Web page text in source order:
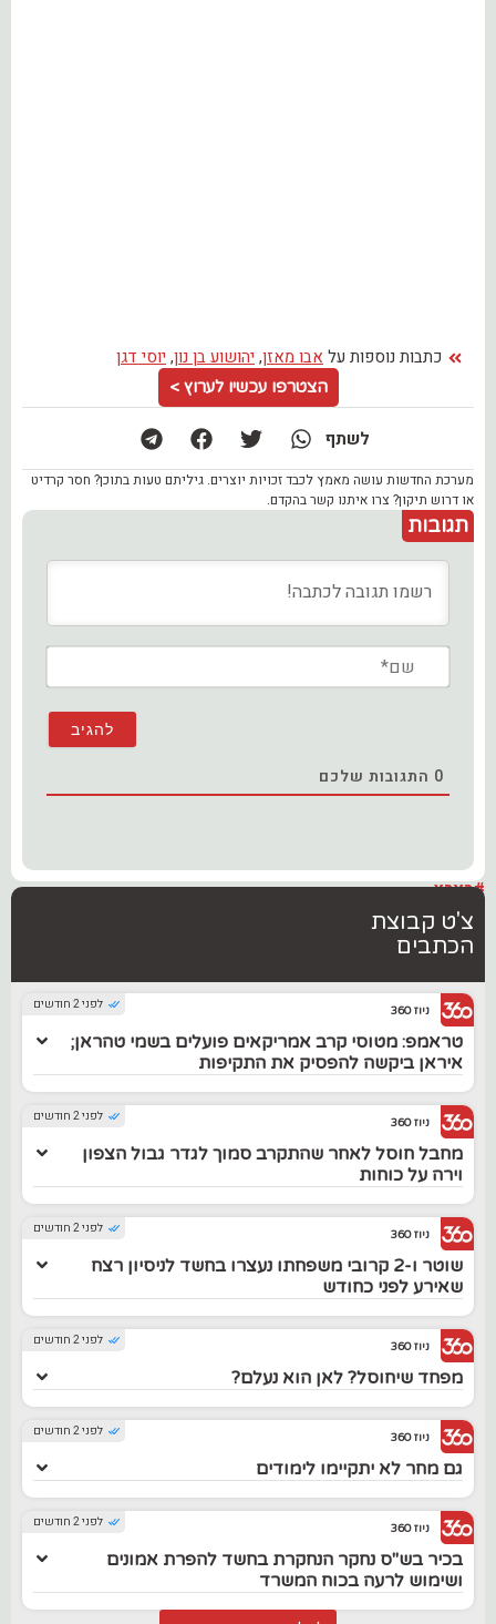
כתבות נוספות על אבו מאזן, יהושוע בן נון, יוסי דגן
הצטרפו עכשיו לערוץ >
לשתף
מערכת החדשות עושה מאמץ לכבד זכויות יוצרים. גיליתם טעות בתוכן? חסר קרדיט
או דרוש תיקון? צרו איתנו קשר בהקדם.
תגובות
0 התגובות שלכם
#בארץ
צ'ט קבוצת
הכתבים
לפני 2 חודשים ניוז 360
טראמפ: מטוסי קרב אמריקאים פועלים בשמי טהראן;
איראן ביקשה להפסיק את התקיפות
לפני 2 חודשים ניוז 360
מחבל חוסל לאחר שהתקרב סמוך לגדר גבול הצפון
וירה על כוחות
לפני 2 חודשים ניוז 360
שוטר ו-2 קרובי משפחתו נעצרו בחשד לניסיון רצח
שאירע לפני כחודש
לפני 2 חודשים ניוז 360
מפחד שיחוסל? לאן הוא נעלם?
לפני 2 חודשים ניוז 360
גם מחר לא יתקיימו לימודים
לפני 2 חודשים ניוז 360
בכיר בש"ס נחקר הנחקרת בחשד להפרת אמונים
ושימוש לרעה בכוח המשרד